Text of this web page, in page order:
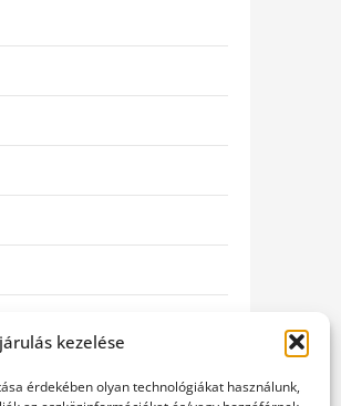
kezelése
érdekében olyan technológiákat használunk,